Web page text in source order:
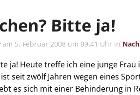
Bitte ja!
am 5. Februar 2008 um 09:41 Uhr in
ja! Heute treffe ich eine junge Frau
seit zwölf Jahren wegen eines
es sich mit einer Behinderung in